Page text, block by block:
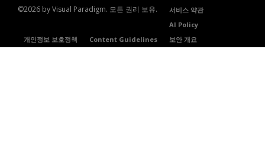
©2026 by Visual Paradigm. 모든 권리 보유.
서비스 약관
AI Policy
개인정보 보호정책
Content Guidelines 보안 개요